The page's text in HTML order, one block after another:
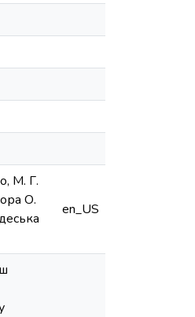
М. Г.
О.
en_US